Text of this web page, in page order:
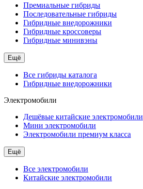
Премиальные гибриды
Последовательные гибриды
Гибридные внедорожники
Гибридные кроссоверы
Гибридные минивэны
Ещё
Все гибриды каталога
Гибридные внедорожники
Электромобили
Дешёвые китайские электромобили
Мини электромобили
Электромобили премиум класса
Ещё
Все электромобили
Китайские электромобили